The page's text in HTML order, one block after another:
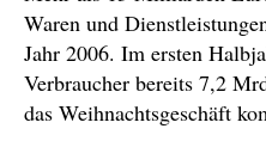
Waren und
Jahr 2006. Im ersten
Verbraucher bereits 7,2
das Weihnachtsgeschäft